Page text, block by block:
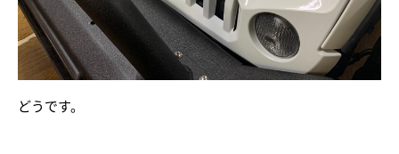
どうです。